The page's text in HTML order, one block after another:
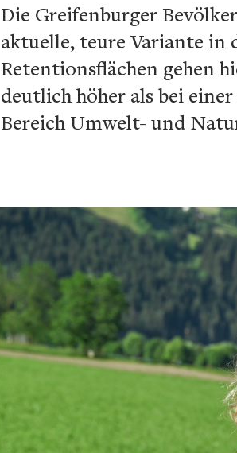
Die Greifenburger
aktuelle, teure Variante in
Retentionsflächen gehen
deutlich höher als bei
Bereich Umwelt- und